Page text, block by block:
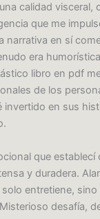
calidad visceral,
que me
narrativa en sí
era
libro en pdf
de los
invertido en sus
que
y duradera.
entretiene,
desafía,